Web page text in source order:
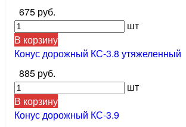
675 руб.
шт
В корзину
Конус дорожный КС-3.8 утяжеленный
885 руб.
шт
В корзину
Конус дорожный КС-3.9